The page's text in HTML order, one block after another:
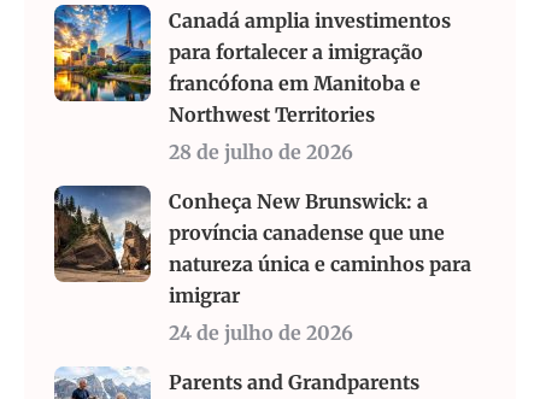
Canadá amplia investimentos
para fortalecer a imigração
francófona em Manitoba e
Northwest Territories
28 de julho de 2026
Conheça New Brunswick: a
província canadense que une
natureza única e caminhos para
imigrar
24 de julho de 2026
Parents and Grandparents